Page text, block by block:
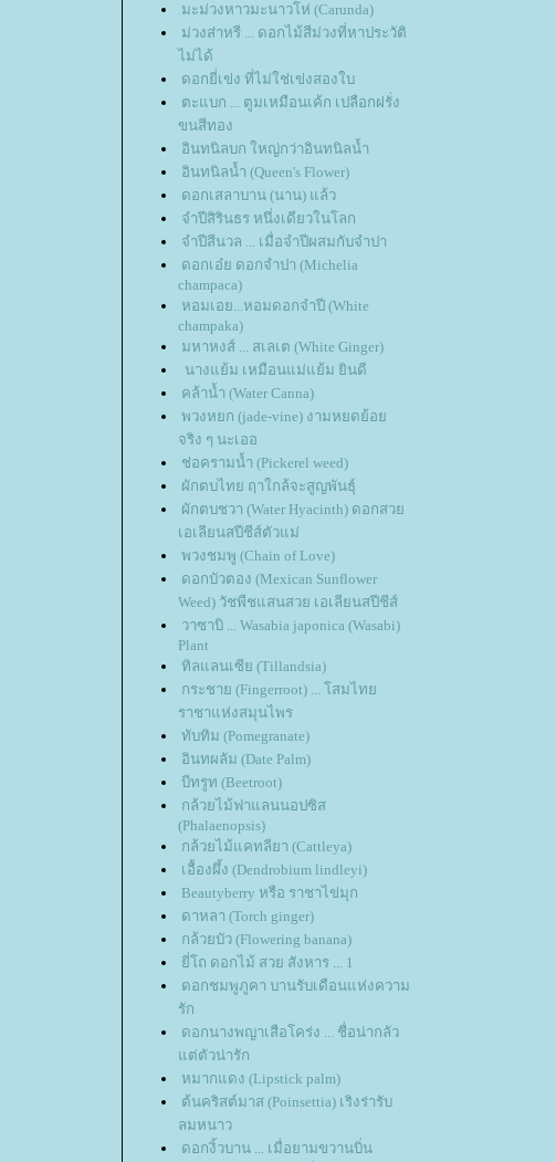
มะม่วงหาวมะนาวโห่ (Carunda)
ม่วงส่าหรี ... ดอกไม้สีม่วงที่หาประวัติ
ไม่ได้
ดอกยี่เข่ง ที่ไม่ใช่เข่งสองใบ
ตะแบก ... ตูมเหมือนเค้ก เปลือกฝรั่ง
ขนสีทอง
อินทนิลบก ใหญ่กว่าอินทนิลน้ำ
อินทนิลน้ำ (Queen's Flower)
ดอกเสลาบาน (นาน) แล้ว
จำปีสิรินธร หนึ่งเดียวในโลก
จำปีสีนวล ... เมื่อจำปีผสมกับจำปา
ดอกเอ๋ย ดอกจำปา (Michelia
champaca)
หอมเอย...หอมดอกจำปี (White
champaka)
มหาหงส์ ... สเลเต (White Ginger)
นางแย้ม เหมือนแม่แย้ม ยินดี
คล้าน้ำ (Water Canna)
พวงหยก (jade-vine) งามหยดย้อ
จริง ๆ นะเออ
ช่อครามน้ำ (Pickerel weed)
ผักตบไทย ฤาใกล้จะสูญพันธุ์
ผักตบชวา (Water Hyacinth) ดอกสว
เอเลียนสปีชีส์ตัวแม่
พวงชมพู (Chain of Love)
ดอกบัวตอง (Mexican Sunflower
Weed) วัชพืชแสนสวย เอเลียนสปีชีส์
วาซาบิ ... Wasabia japonica (Wasabi)
Plant
ทิลแลนเซีย (Tillandsia)
กระชาย (Fingerroot) ... โสมไท
ราชาแห่งสมุนไพร
ทับทิม (Pomegranate)
อินทผลัม (Date Palm)
บีทรูท (Beetroot)
กล้วยไม้ฟาแลนนอปซิส
(Phalaenopsis)
กล้วยไม้แคทลียา (Cattleya)
เอื้องผึ้ง (Dendrobium lindleyi)
Beautyberry หรือ ราชาไข่มุก
ดาหลา (Torch ginger)
กล้วยบัว (Flowering banana)
ี่โถ ดอกไม้ สวย สังหาร ... 1
ดอกชมพูภูคา บานรับเดือนแห่งความ
รัก
ดอกนางพญาเสือโคร่ง ... ชื่อน่ากลัว
ต่ตัวน่ารัก
หมากแดง (Lipstick palm)
ต้นคริสต์มาส (Poinsettia) เริงร่ารับ
ลมหนาว
ดอกงิ้วบาน ... เมื่อยามขวานบิ่น